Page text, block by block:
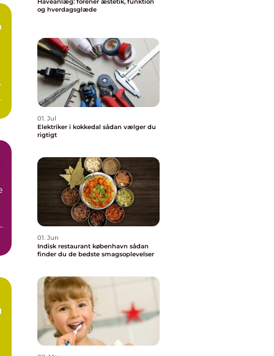
og hverdagsglæde
01. Jul
Elektriker i kokkedal sådan vælger du
rigtigt
01. Jun
Indisk restaurant københavn sådan
finder du de bedste smagsoplevelser